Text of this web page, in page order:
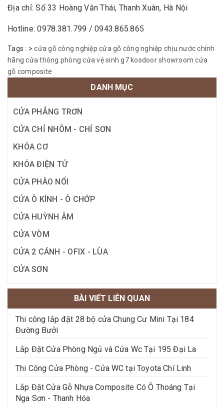
Địa chỉ: Số 33 Hoàng Văn Thái, Thanh Xuân, Hà Nội
Hotline: 0978.381.799 / 0943.865.865
Tags : >cửa gỗ công nghiệp cửa gỗ công nghiệp chịu nước chính
hãng cửa thông phòng cửa vệ sinh g7 kosdoor showroom cửa
gỗ composite
DANH MỤC
CỬA PHẲNG TRƠN
CỬA CHỈ NHÔM - CHỈ SƠN
KHÓA CƠ
KHÓA ĐIỆN TỬ
CỬA PHÀO NỔI
CỬA Ô KÍNH - Ô CHỚP
CỬA HUỲNH ÂM
CỬA VÒM
CỬA 2 CÁNH - OFIX - LÙA
CỬA SƠN
BÀI VIẾT LIÊN QUAN
Thi công lắp đặt 28 bộ cửa Chung Cư Mini Tại 184
Đường Bưởi
Lắp Đặt Cửa Phòng Ngủ và Cửa Wc Tại 195 Đại La
Thi Công Cửa Phòng - Cửa WC tại Toyota Chí Linh
Lắp Đặt Cửa Gỗ Nhựa Composite Có Ô Thoáng Tại
Nga Sơn - Thanh Hóa